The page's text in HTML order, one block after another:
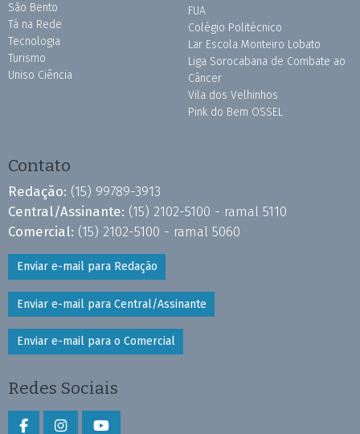
São Bento
Tá na Rede
Tecnologia
Turismo
Uniso Ciência
FUA
Colégio Politécnico
Lar Escola Monteiro Lobato
Liga Sorocabana de Combate ao
Câncer
Vila dos Velhinhos
Pink do Bem OSSEL
Contato
Redação: (15) 99789-3913
Central/Assinante: (15) 2102-5100 - ramal 5110
Comercial: (15) 2102-5100 - ramal 5060
Enviar e-mail para Redação
Enviar e-mail para Central/Assinante
Enviar e-mail para o Comercial
Redes Sociais